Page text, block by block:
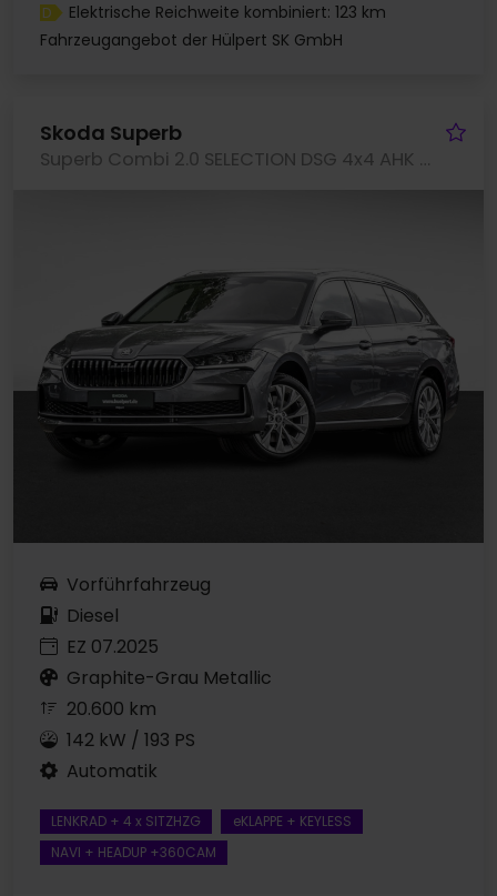
D
Elektrische Reichweite kombiniert: 123 km
Fahrzeugangebot der Hülpert SK GmbH
Skoda Superb
Superb Combi 2.0 SELECTION DSG 4x4 AHK MATRIXLED
Vorführfahrzeug
Diesel
EZ 07.2025
Graphite-Grau Metallic
20.600 km
142 kW / 193 PS
Automatik
LENKRAD + 4 x SITZHZG
eKLAPPE + KEYLESS
NAVI + HEADUP +360CAM